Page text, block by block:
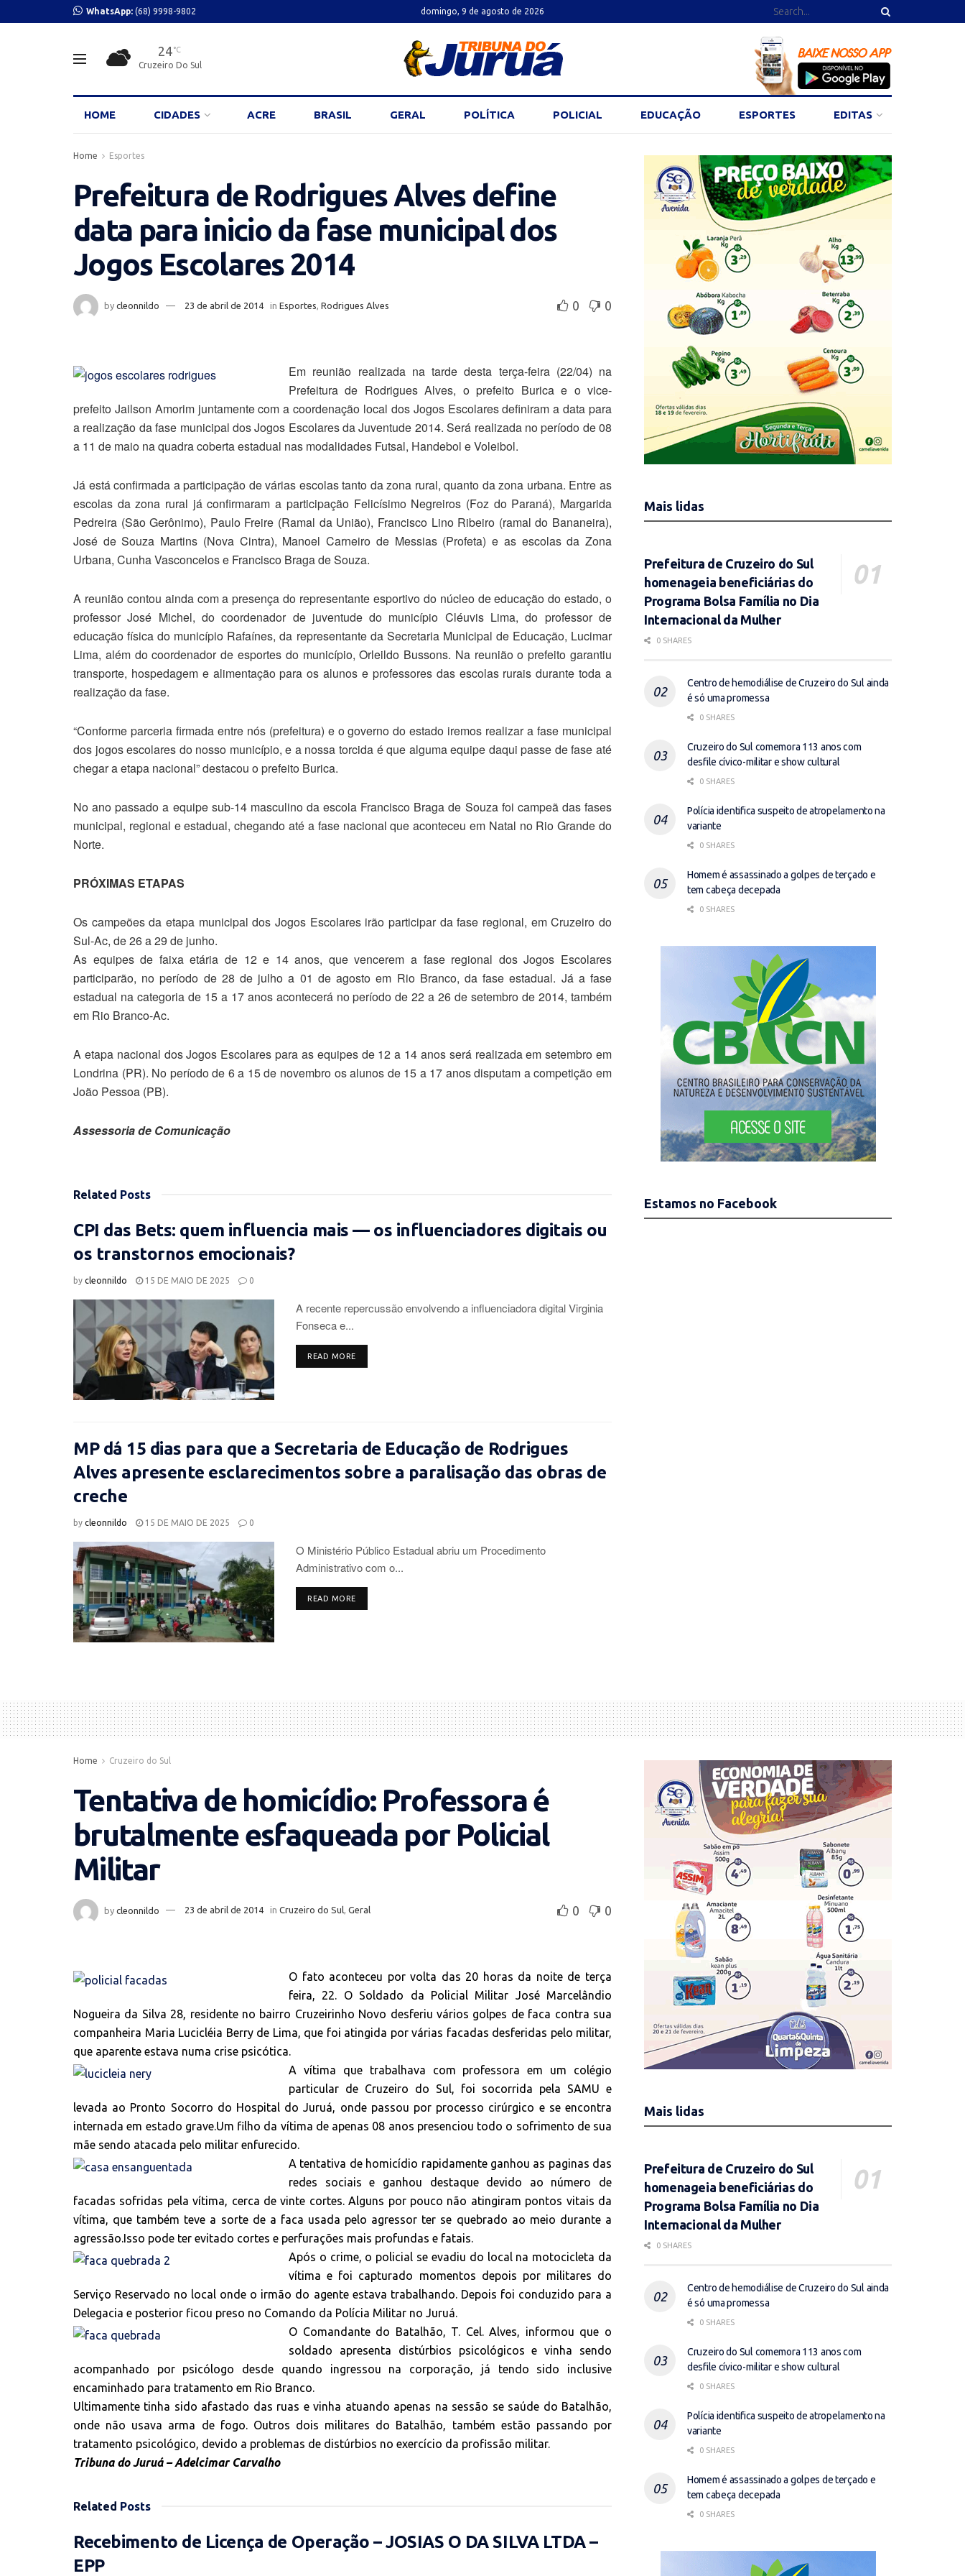
WhatsApp: (68) 9998-9802 domingo, 9 de agosto de 2026
24 °C
Cruzeiro Do Sul
HOME CIDADES ACRE BRASIL GERAL POLÍTICA POLICIAL EDUCAÇÃO ESPORTES EDITAS
Home Esportes
Prefeitura de Rodrigues Alves define
data para inicio da fase municipal dos
Jogos Escolares 2014
by cleonnildo 23 de abril de 2014 in Esportes Rodrigues Alves 0 0
Em reunião realizada na tarde desta terça-feira (22/04) na
Prefeitura de Rodrigues Alves, o prefeito Burica e o vice-
prefeito Jailson Amorim juntamente com a coordenação local dos Jogos Escolares definiram a data para
a realização da fase municipal dos Jogos Escolares da Juventude 2014. Será realizada no período de 08
a 11 de maio na quadra coberta estadual nas modalidades Futsal, Handebol e Voleibol.
Já está confirmada a participação de várias escolas tanto da zona rural, quanto da zona urbana. Entre as
escolas da zona rural já confirmaram a participação Felicísimo Negreiros (Foz do Paraná), Margarida
Pedreira (São Gerônimo), Paulo Freire (Ramal da União), Francisco Lino Ribeiro (ramal do Bananeira),
José de Souza Martins (Nova Cintra), Manoel Carneiro de Messias (Profeta) e as escolas da Zona
Urbana, Cunha Vasconcelos e Francisco Braga de Souza.
A reunião contou ainda com a presença do representante esportivo do núcleo de educação do estado, o
professor José Michel, do coordenador de juventude do município Cléuvis Lima, do professor de
educação física do município Rafaínes, da representante da Secretaria Municipal de Educação, Lucimar
Lima, além do coordenador de esportes do município, Orleildo Bussons. Na reunião o prefeito garantiu
transporte, hospedagem e alimentação para os alunos e professores das escolas rurais durante toda a
realização da fase.
“Conforme parceria firmada entre nós (prefeitura) e o governo do estado iremos realizar a fase municipal
dos jogos escolares do nosso município, e a nossa torcida é que alguma equipe daqui passe de fase até
chegar a etapa nacional” destacou o prefeito Burica.
No ano passado a equipe sub-14 masculino da escola Francisco Braga de Souza foi campeã das fases
municipal, regional e estadual, chegando até a fase nacional que aconteceu em Natal no Rio Grande do
Norte.
PRÓXIMAS ETAPAS
Os campeões da etapa municipal dos Jogos Escolares irão participar da fase regional, em Cruzeiro do
Sul-Ac, de 26 a 29 de junho.
As equipes de faixa etária de 12 e 14 anos, que vencerem a fase regional dos Jogos Escolares
participarão, no período de 28 de julho a 01 de agosto em Rio Branco, da fase estadual. Já a fase
estadual na categoria de 15 a 17 anos acontecerá no período de 22 a 26 de setembro de 2014, também
em Rio Branco-Ac.
A etapa nacional dos Jogos Escolares para as equipes de 12 a 14 anos será realizada em setembro em
Londrina (PR). No período de 6 a 15 de novembro os alunos de 15 a 17 anos disputam a competição em
João Pessoa (PB).
Assessoria de Comunicação
Related Posts
CPI das Bets: quem influencia mais — os influenciadores digitais ou
os transtornos emocionais?
by cleonnildo 15 DE MAIO DE 2025 0
A recente repercussão envolvendo a influenciadora digital Virginia
Fonseca e...
READ MOREDETAILS
MP dá 15 dias para que a Secretaria de Educação de Rodrigues
Alves apresente esclarecimentos sobre a paralisação das obras de
creche
by cleonnildo 15 DE MAIO DE 2025 0
O Ministério Público Estadual abriu um Procedimento
Administrativo com o...
READ MOREDETAILS
Mais lidas
Prefeitura de Cruzeiro do Sul
homenageia beneficiárias do
Programa Bolsa Família no Dia
Internacional da Mulher
0 SHARES
Centro de hemodiálise de Cruzeiro do Sul ainda
é só uma promessa
0 SHARES
Cruzeiro do Sul comemora 113 anos com
desfile cívico-militar e show cultural
0 SHARES
Polícia identifica suspeito de atropelamento na
variante
0 SHARES
Homem é assassinado a golpes de terçado e
tem cabeça decepada
0 SHARES
Estamos no Facebook
Home Cruzeiro do Sul
Tentativa de homicídio: Professora é
brutalmente esfaqueada por Policial
Militar
by cleonnildo 23 de abril de 2014 in Cruzeiro do Sul, Geral 0 0
O fato aconteceu por volta das 20 horas da noite de terça
feira, 22. O Soldado da Policial Militar José Marcelândio
Nogueira da Silva 28, residente no bairro Cruzeirinho Novo desferiu vários golpes de faca contra sua
companheira Maria Lucicléia Berry de Lima, que foi atingida por várias facadas desferidas pelo militar,
que aparente estava numa crise psicótica.
A vítima que trabalhava com professora em um colégio
particular de Cruzeiro do Sul, foi socorrida pela SAMU e
levada ao Pronto Socorro do Hospital do Juruá, onde passou por processo cirúrgico e se encontra
internada em estado grave.Um filho da vítima de apenas 08 anos presenciou todo o sofrimento de sua
mãe sendo atacada pelo militar enfurecido.
A tentativa de homicídio rapidamente ganhou as paginas das
redes sociais e ganhou destaque devido ao número de
facadas sofridas pela vítima, cerca de vinte cortes. Alguns por pouco não atingiram pontos vitais da
vítima, que também teve a sorte de a faca usada pelo agressor ter se quebrado ao meio durante a
agressão.Isso pode ter evitado cortes e perfurações mais profundas e fatais.
Após o crime, o policial se evadiu do local na motocicleta da
vítima e foi capturado momentos depois por militares do
Serviço Reservado no local onde o irmão do agente estava trabalhando. Depois foi conduzido para a
Delegacia e posterior ficou preso no Comando da Polícia Militar no Juruá.
O Comandante do Batalhão, T. Cel. Alves, informou que o
soldado apresenta distúrbios psicológicos e vinha sendo
acompanhado por psicólogo desde quando ingressou na corporação, já tendo sido inclusive
encaminhado para tratamento em Rio Branco.
Ultimamente tinha sido afastado das ruas e vinha atuando apenas na sessão se saúde do Batalhão,
onde não usava arma de fogo. Outros dois militares do Batalhão, também estão passando por
tratamento psicológico, devido a problemas de distúrbios no exercício da profissão militar.
Tribuna do Juruá – Adelcimar Carvalho
Related Posts
Recebimento de Licença de Operação – JOSIAS O DA SILVA LTDA –
EPP
Mais lidas
Prefeitura de Cruzeiro do Sul
homenageia beneficiárias do
Programa Bolsa Família no Dia
Internacional da Mulher
0 SHARES
Centro de hemodiálise de Cruzeiro do Sul ainda
é só uma promessa
0 SHARES
Cruzeiro do Sul comemora 113 anos com
desfile cívico-militar e show cultural
0 SHARES
Polícia identifica suspeito de atropelamento na
variante
0 SHARES
Homem é assassinado a golpes de terçado e
tem cabeça decepada
0 SHARES